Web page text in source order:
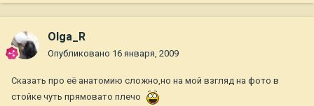
Olga_R
Опубликовано 16 января, 2009
Сказать про её анатомию сложно,но на мой взгляд на фото в
стойке чуть прямовато плечо